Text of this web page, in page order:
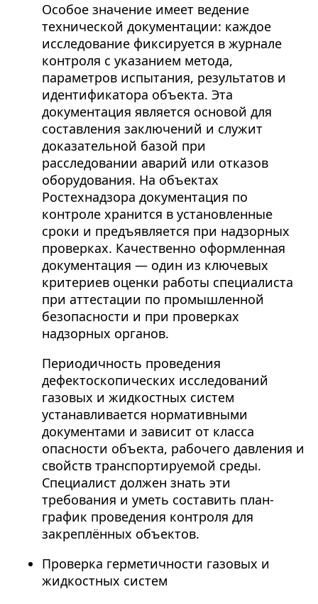
Особое значение имеет ведение
технической документации: каждое
исследование фиксируется в журнале
контроля с указанием метода,
параметров испытания, результатов и
идентификатора объекта. Эта
документация является основой для
составления заключений и служит
доказательной базой при
расследовании аварий или отказов
оборудования. На объектах
Ростехнадзора документация по
контроле хранится в установленные
сроки и предъявляется при надзорных
проверках. Качественно оформленная
документация — один из ключевых
критериев оценки работы специалиста
при аттестации по промышленной
безопасности и при проверках
надзорных органов.
Периодичность проведения
дефектоскопических исследований
газовых и жидкостных систем
устанавливается нормативными
документами и зависит от класса
опасности объекта, рабочего давления и
свойств транспортируемой среды.
Специалист должен знать эти
требования и уметь составить план-
график проведения контроля для
закреплённых объектов.
Проверка герметичности газовых и
жидкостных систем